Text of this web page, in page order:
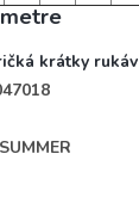
krátky rukáv